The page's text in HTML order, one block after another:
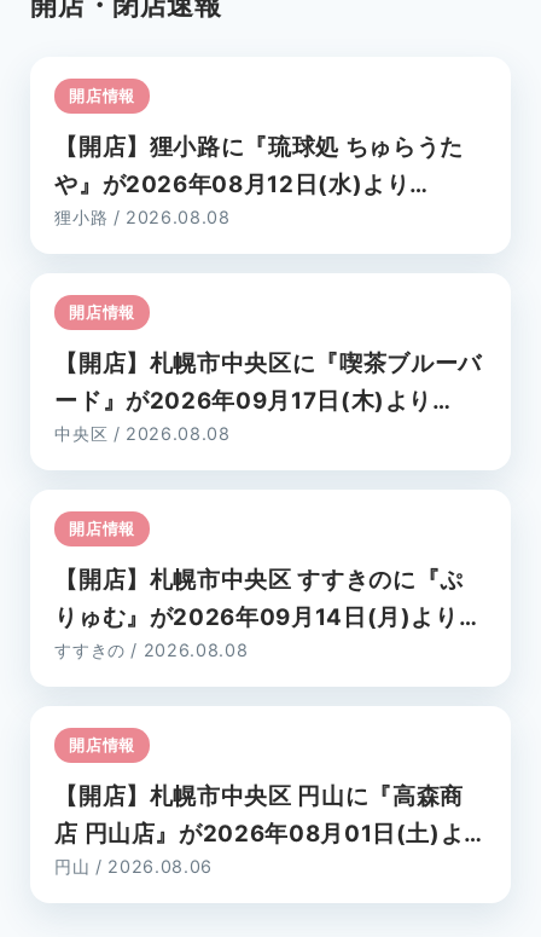
開店情報
【開店】狸小路に『琉球処 ちゅらうた
や』が2026年08月12日(水)より
OPEN!!
狸小路 / 2026.08.08
開店情報
【開店】札幌市中央区に『喫茶ブルーバ
ード』が2026年09月17日(木)より
OPEN!!
中央区 / 2026.08.08
開店情報
【開店】札幌市中央区 すすきのに『ぷ
りゅむ』が2026年09月14日(月)より
OPEN!!
すすきの / 2026.08.08
開店情報
【開店】札幌市中央区 円山に『高森商
店 円山店』が2026年08月01日(土)よ
りOPEN!!
円山 / 2026.08.06